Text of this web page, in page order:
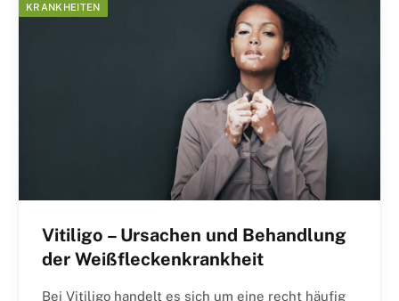
KRANKHEITEN
Vitiligo – Ursachen und Behandlung
der Weißfleckenkrankheit
Bei Vitiligo handelt es sich um eine recht häufig